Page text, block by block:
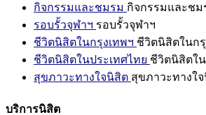
กิจกรรมและชมรม กิจกรรมและชม
รอบรั้วจุฬาฯ รอบรั้วจุฬาฯ
ชีวิตนิสิตในกรุงเทพฯ ชีวิตนิสิตในกรุ
ชีวิตนิสิตในประเทศไทย ชีวิตนิสิตใ
สุขภาวะทางใจนิสิต สุขภาวะทางใ
บริการนิสิต